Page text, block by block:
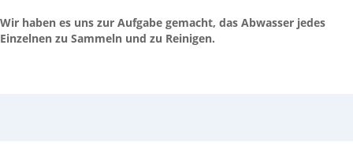
Wir haben es uns zur Aufgabe gemacht, das Abwasser jedes
Einzelnen zu Sammeln und zu Reinigen.